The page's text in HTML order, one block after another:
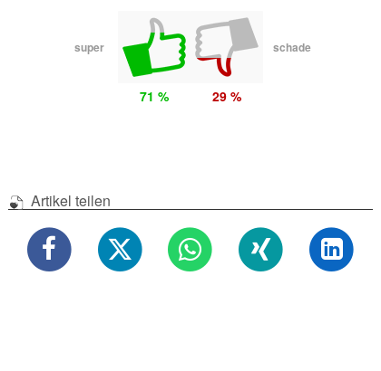
super schade
71 % 29 %
Artikel teilen